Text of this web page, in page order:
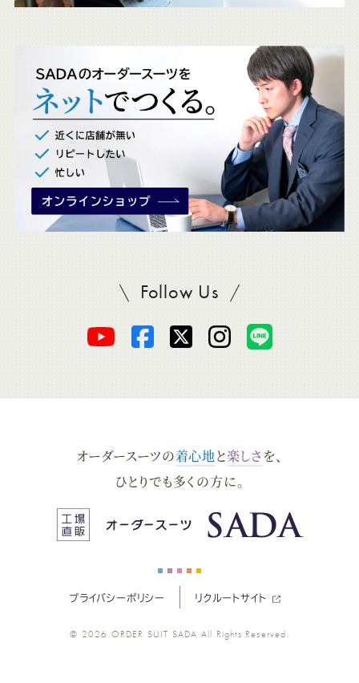
ェ
Follow UsSADAをフォロー
オ
ー
ス
ツ
オ
ー
ス
ー
オ
ー
ス
ー
ツ
オ
ー
ス
ツ
ス
ツ
オーダースーツの着心地と楽しさ を、
ひとりでも多くの方に。
プライバシーポリシー リクルートサイト
© 2026 ORDER SUIT SADA All Rights Reserved.